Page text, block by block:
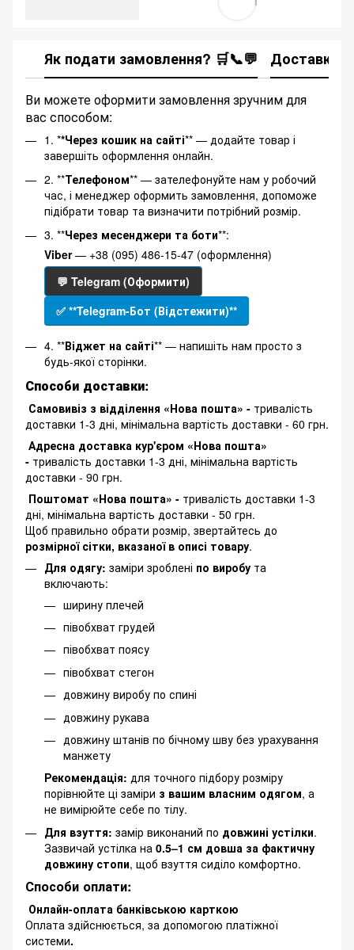
Як подати замовлення? 🛒📞💬 Доставка
Ви можете оформити замовлення зручним для
вас способом:
1. **Через кошик на сайті** — додайте товар і
завершіть оформлення онлайн.
2. **Телефоном** — зателефонуйте нам у робочий
час, і менеджер оформить замовлення, допоможе
підібрати товар та визначити потрібний розмір.
3. **Через месенджери та боти**:
Viber— +38 (095) 486-15-47 (оформлення)
💬 Telegram (Оформити)
✅ **Telegram-Бот (Відстежити)**
4. **Віджет на сайті** — напишіть нам просто з
будь-якої сторінки.
Способи доставки:
Самовивіз з відділення «Нова пошта» - тривалість
доставки 1-3 дні, мінімальна вартість доставки - 60 грн.
Адресна доставка кур'єром «Нова пошта»
- тривалість доставки 1-3 дні, мінімальна вартість
доставки - 90 грн.
Поштомат «Нова пошта» - тривалість доставки 1-3
дні, мінімальна вартість доставки - 50 грн.
Щоб правильно обрати розмір, звертайтесь до
розмірної сітки, вказаної в описі товару.
Для одягу: заміри зроблені по виробу та
включають:
ширину плечей
півобхват грудей
півобхват поясу
півобхват стегон
довжину виробу по спині
довжину рукава
довжину штанів по бічному шву без урахування
манжету
Рекомендація: для точного підбору розміру
порівнюйте ці заміри з вашим власним одягом, а
не вимірюйте себе по тілу.
Для взуття: замір виконаний по довжині устілки.
Зазвичай устілка на 0.5–1 см довша за фактичну
довжину стопи, щоб взуття сиділо комфортно.
Способи оплати:
Онлайн-оплата банківською карткою
Оплата здійснюється, за допомогою платіжної
системи.